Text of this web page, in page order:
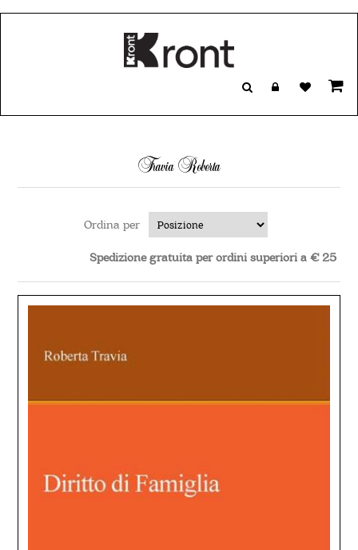
Travia Roberta
Ordina per
Spedizione gratuita per ordini superiori a € 25